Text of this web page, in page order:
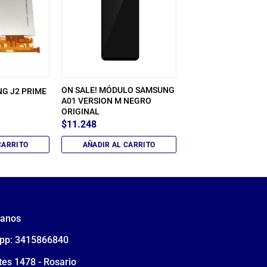
J2 PRIME
ON SALE! MÓDULO SAMSUNG
A01 VERSION M NEGRO
ORIGINAL
$11.248
AÑADIR AL CARRITO
3415866840
1478 - Rosario